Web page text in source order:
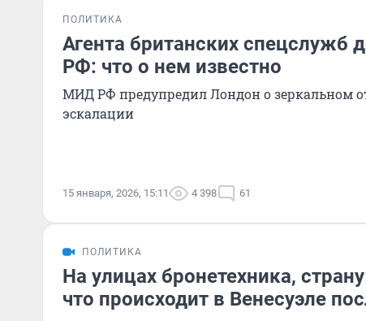
ПОЛИТИКА
Агента британских спецслужб
РФ: что о нем известно
МИД РФ предупредил Лондон о зеркальном
эскалации
15 января, 2026, 15:11 4 398 61
ПОЛИТИКА
На улицах бронетехника,
что происходит в Венесуэле